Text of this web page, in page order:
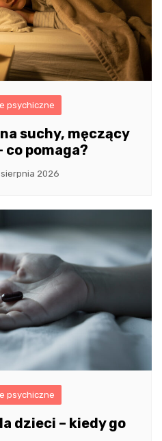
psychiczne
suchy, męczący
co pomaga?
2026
psychiczne
dzieci – kiedy go